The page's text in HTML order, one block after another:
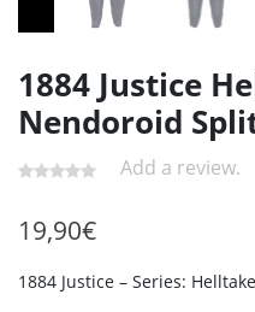
1884 Justice
Nendoroid
Add a review.
19,90€
1884 Justice – Series: